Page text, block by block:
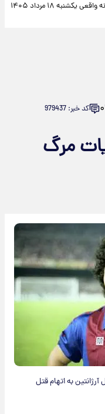
یکشنبه ۱۸ مرداد ۱۴۰۵
۰ کد خبر: 979437
مرگ
به اتهام قتل